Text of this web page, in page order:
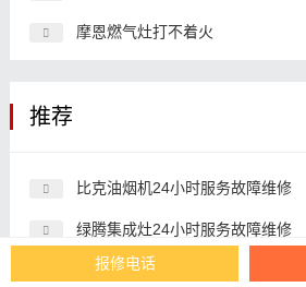
摩恩燃气灶打不着火
推荐
比克油烟机24小时服务故障维修
绿腾集成灶24小时服务故障维修
摩尔洗衣机24小时服务故障维修
报修电话